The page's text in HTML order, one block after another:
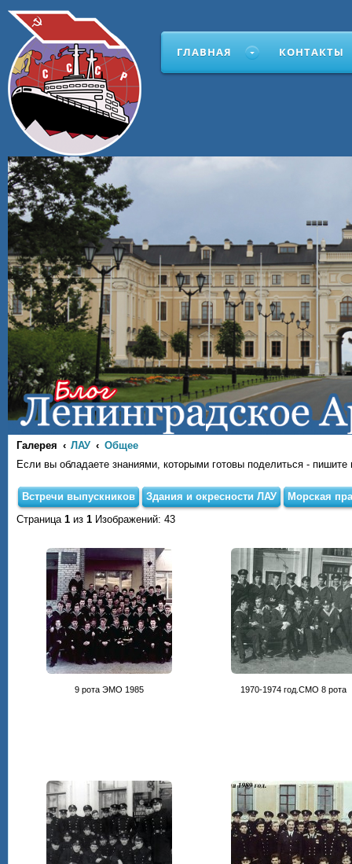
ГЛАВНАЯ КОНТАКТЫ
Галерея ЛАУ
Общее
Если вы обладаете знаниями, которыми готовы поделиться -
Встречи выпускников Здания и окресности ЛАУ
Морская
Страница 1 из 1 Изображений: 43
9 рота ЭМО 1985 1970-1974 год.СМО 8 рота